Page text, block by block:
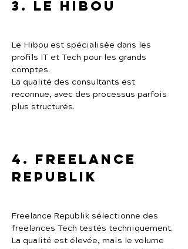
3. Le Hibou
Le Hibou est spécialisée dans les
profils IT et Tech pour les grands
comptes.
La qualité des consultants est
reconnue, avec des processus parfois
plus structurés.
4. Freelance
Republik
Freelance Republik sélectionne des
freelances Tech testés techniquement.
La qualité est élevée, mais le volume